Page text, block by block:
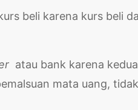
beli karena kurs beli
atau bank karena kedua
mata uang, tidak